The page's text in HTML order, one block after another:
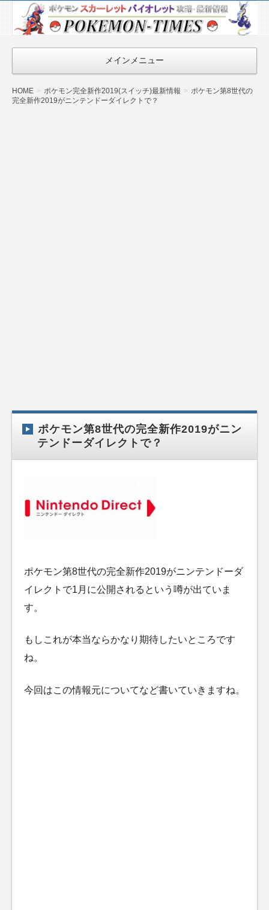
ポケモン最新
情報まとめ
『POKEMON-
TIMES』
メインメニュー
HOME ポケモン完全新作2019(スイッチ)最新情報
ポケモン第8世代の
完全新作2019がニンテンドーダイレクトで？
ポケモン第8世代の完全新作2019がニン
テンドーダイレクトで？
ポケモン第8世代の完全新作2019がニンテンドーダ
イレクトで1月に公開されるという噂が出ていま
す。
もしこれが本当ならかなり期待したいところです
ね。
今回はこの情報元についてなど書いていきますね。